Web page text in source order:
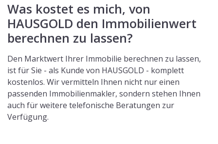
Was kostet es mich, von
HAUSGOLD den Immobilienwert
berechnen zu lassen?
Den Marktwert Ihrer Immobilie berechnen zu lassen,
ist für Sie - als Kunde von HAUSGOLD - komplett
kostenlos. Wir vermitteln Ihnen nicht nur einen
passenden Immobilienmakler, sondern stehen Ihnen
auch für weitere telefonische Beratungen zur
Verfügung.